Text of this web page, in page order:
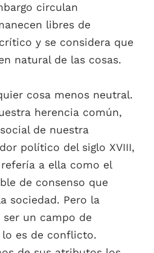
circulan
libres de
y se considera que
natural de las cosas.
cosa menos neutral.
herencia común,
de nuestra
político del siglo XVIII,
a ella como el
de consenso que
sociedad. Pero la
un campo de
es de conflicto.